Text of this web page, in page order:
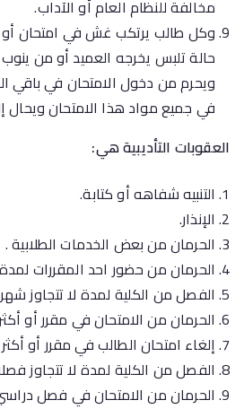
مخالفة للنظام العام أو الآداب.
وكل طالب يرتكب غش في امتحان
حالة تلبس يخرجه العميد أو من
ويحرم من دخول الامتحان في باقي
في جميع مواد هذا الامتحان
العقوبات التأديبية هي:
التنبيه شفاهه أو كتابة.
الإنذار.
الحرمان من بعض الخدمات الطلابية .
الحرمان من حضور احد المقررات
الفصل من الكلية لمدة لا تتجاوز
الحرمان من الامتحان في مقرر أو
إلغاء امتحان الطالب في مقرر أو
الفصل من الكلية لمدة لا تتجاوز
الحرمان من الامتحان في فصل